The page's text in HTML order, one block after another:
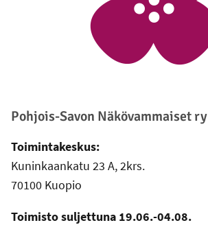
Pohjois-Savon Näkövammaiset ry
Toimintakeskus:
Kuninkaankatu 23 A, 2krs.
70100 Kuopio
Toimisto suljettuna 19.06.-04.08.